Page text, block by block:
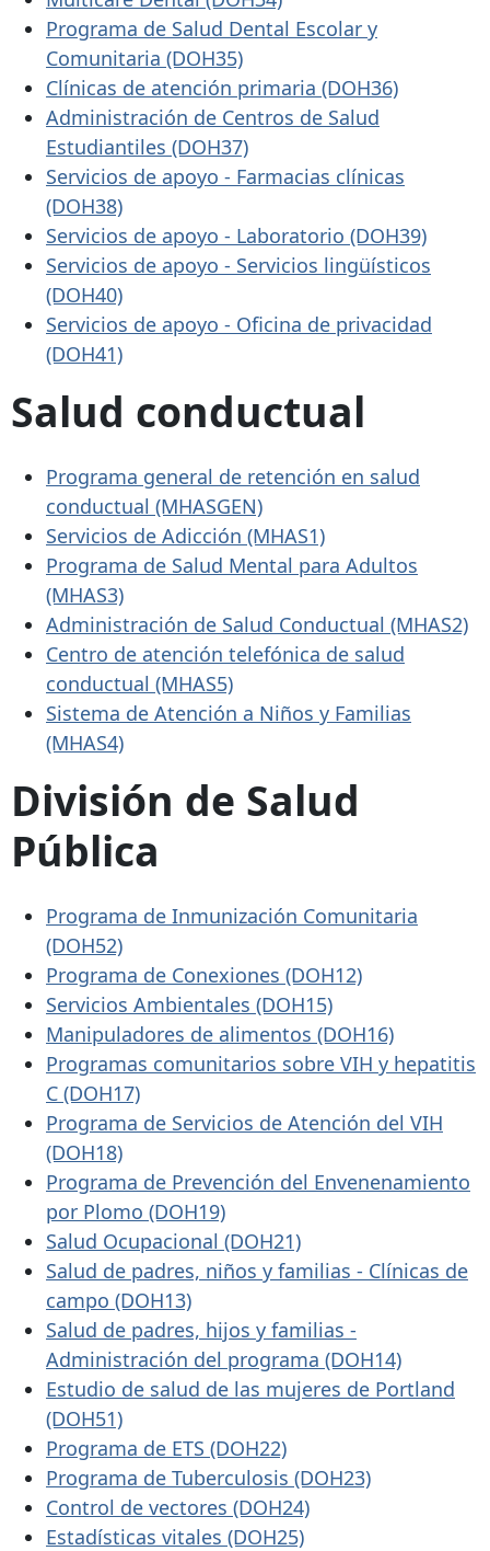
Programa de Salud Dental Escolar y
Comunitaria (DOH35)
Clínicas de atención primaria (DOH36)
Administración de Centros de Salud
Estudiantiles (DOH37)
Servicios de apoyo - Farmacias clínicas
(DOH38)
Servicios de apoyo - Laboratorio (DOH39)
Servicios de apoyo - Servicios lingüísticos
(DOH40)
Servicios de apoyo - Oficina de privacidad
(DOH41)
Salud conductual
Programa general de retención en salud
conductual (MHASGEN)
Servicios de Adicción (MHAS1)
Programa de Salud Mental para Adultos
(MHAS3)
Administración de Salud Conductual (MHAS2)
Centro de atención telefónica de salud
conductual (MHAS5)
Sistema de Atención a Niños y Familias
(MHAS4)
División de Salud
Pública
Programa de Inmunización Comunitaria
(DOH52)
Programa de Conexiones (DOH12)
Servicios Ambientales (DOH15)
Manipuladores de alimentos (DOH16)
Programas comunitarios sobre VIH y hepatitis
C (DOH17)
Programa de Servicios de Atención del VIH
(DOH18)
Programa de Prevención del Envenenamiento
por Plomo (DOH19)
Salud Ocupacional (DOH21)
Salud de padres, niños y familias - Clínicas de
campo (DOH13)
Salud de padres, hijos y familias -
Administración del programa (DOH14)
Estudio de salud de las mujeres de Portland
(DOH51)
Programa de ETS (DOH22)
Programa de Tuberculosis (DOH23)
Control de vectores (DOH24)
Estadísticas vitales (DOH25)